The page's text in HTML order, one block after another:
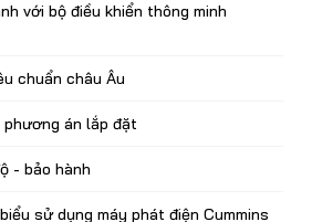
với bộ điều khiển thông minh
chuẩn châu Âu
phương án lắp đặt
- bảo hành
sử dụng máy phát điện Cummins